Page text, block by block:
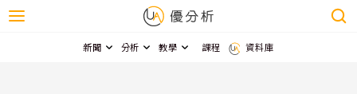
新聞 分析 教學 課程 資料庫